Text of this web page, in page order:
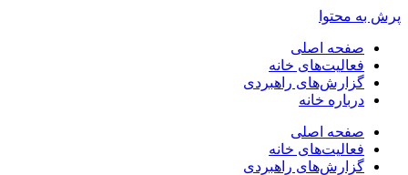
پرش به محتوا
صفحه اصلی
فعالیت‌های خانه
گزارش‌های راهبردی
درباره خانه
صفحه اصلی
فعالیت‌های خانه
گزارش‌های راهبردی